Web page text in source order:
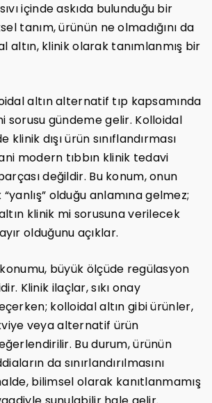
içinde askıda bulunduğu bir
tanım, ürünün ne olmadığını da
altın, klinik olarak tanımlanmış bir
altın alternatif tıp kapsamında
sorusu gündeme gelir. Kolloidal
klinik dışı ürün sınıflandırması
modern tıbbın klinik tedavi
değildir. Bu konum, onun
olduğu anlamına gelmez;
klinik mi sorusuna verilecek
olduğunu açıklar.
büyük ölçüde regülasyon
Klinik ilaçlar, sıkı onay
kolloidal altın gibi ürünler,
veya alternatif ürün
Bu durum, ürünün
da sınırlandırılmasını
bilimsel olarak kanıtlanmamış